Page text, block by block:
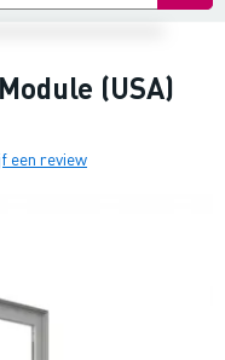
(USA)
een review